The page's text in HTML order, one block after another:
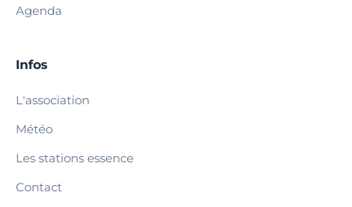
Agenda
Infos
L'association
Météo
Les stations essence
Contact